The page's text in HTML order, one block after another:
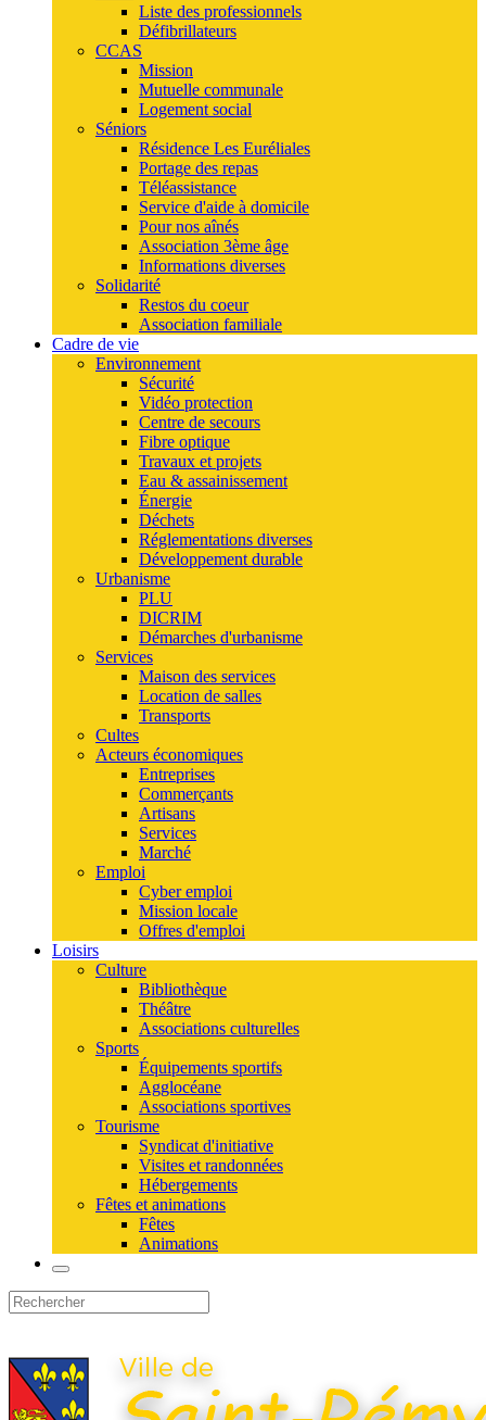
Liste des professionnels
Défibrillateurs
CCAS
Mission
Mutuelle communale
Logement social
Séniors
Résidence Les Euréliales
Portage des repas
Téléassistance
Service d'aide à domicile
Pour nos aînés
Association 3ème âge
Informations diverses
Solidarité
Restos du coeur
Association familiale
Cadre de vie
Environnement
Sécurité
Vidéo protection
Centre de secours
Fibre optique
Travaux et projets
Eau & assainissement
Énergie
Déchets
Réglementations diverses
Développement durable
Urbanisme
PLU
DICRIM
Démarches d'urbanisme
Services
Maison des services
Location de salles
Transports
Cultes
Acteurs économiques
Entreprises
Commerçants
Artisans
Services
Marché
Emploi
Cyber emploi
Mission locale
Offres d'emploi
Loisirs
Culture
Bibliothèque
Théâtre
Associations culturelles
Sports
Équipements sportifs
Agglocéane
Associations sportives
Tourisme
Syndicat d'initiative
Visites et randonnées
Hébergements
Fêtes et animations
Fêtes
Animations